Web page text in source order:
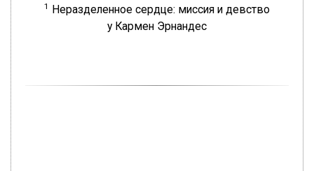
1 Неразделенное сердце: миссия и девство
у Кармен Эрнандес